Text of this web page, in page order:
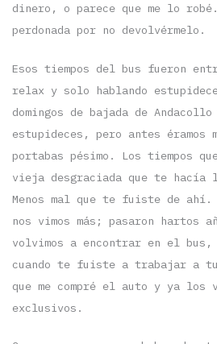
dinero, o parece que me lo
perdonada por no devolvérmelo.
Esos tiempos del bus fueron
relax y solo hablando
domingos de bajada de Andacollo
estupideces, pero antes
portabas pésimo. Los tiempos
vieja desgraciada que te hacía
Menos mal que te fuiste de ahí.
nos vimos más; pasaron hartos
volvimos a encontrar en el bus,
cuando te fuiste a trabajar a tu
que me compré el auto y ya los
exclusivos.